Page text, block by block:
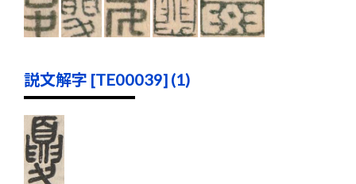
説文解字 [TE00039] (1)